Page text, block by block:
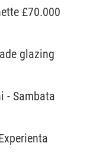
£70.000
glazing
- Sambata